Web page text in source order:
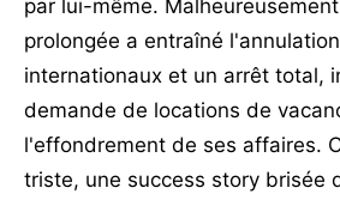
par lui-même.
prolongée a entraîné
internationaux et un arrêt total,
demande de locations de
l'effondrement de ses affaires.
triste, une success story brisée